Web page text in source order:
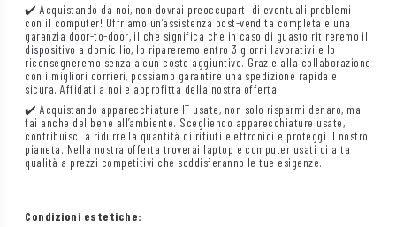
✔️ Acquistando da noi, non dovrai preoccuparti di eventuali problemi
con il computer! Offriamo un’assistenza post-vendita completa e una
garanzia door-to-door, il che significa che in caso di guasto ritireremo il
dispositivo a domicilio, lo ripareremo entro 3 giorni lavorativi e lo
riconsegneremo senza alcun costo aggiuntivo. Grazie alla collaborazione
con i migliori corrieri, possiamo garantire una spedizione rapida e
sicura. Affidati a noi e approfitta della nostra offerta!
✔️ Acquistando apparecchiature IT usate, non solo risparmi denaro, ma
fai anche del bene all’ambiente. Scegliendo apparecchiature usate,
contribuisci a ridurre la quantità di rifiuti elettronici e proteggi il nostro
pianeta. Nella nostra offerta troverai laptop e computer usati di alta
qualità a prezzi competitivi che soddisferanno le tue esigenze.
Condizioni estetiche: